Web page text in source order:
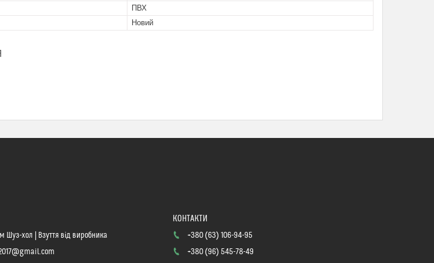
ПВХ
Новий
Шуз-хол | Взуття від виробника
+380 (63) 106-94-95
+380 (96) 545-78-49